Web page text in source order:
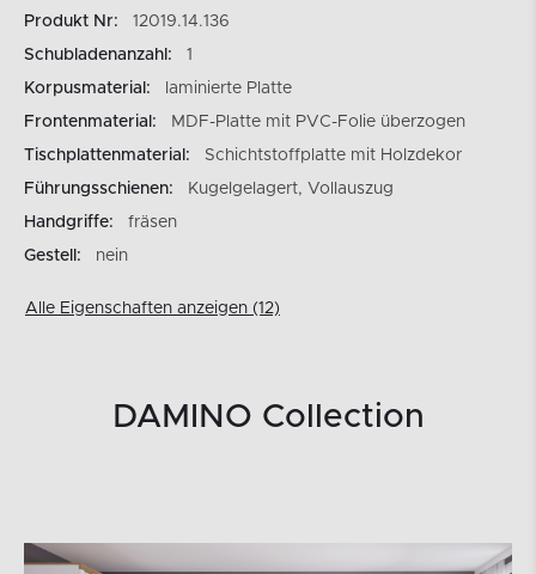
Produkt Nr:
12019.14.136
Schubladenanzahl:
1
Korpusmaterial:
laminierte Platte
Frontenmaterial:
MDF-Platte mit PVC-Folie überzogen
Tischplattenmaterial:
Schichtstoffplatte mit Holzdekor
Führungsschienen:
Kugelgelagert, Vollauszug
Handgriffe:
fräsen
Gestell:
nein
Alle Eigenschaften anzeigen (12)
DAMINO Collection